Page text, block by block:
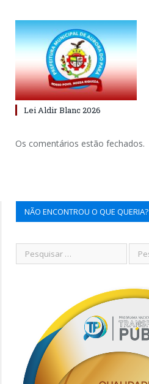
Lei Aldir Blanc 2026
Os comentários estão fechados.
NÃO ENCONTROU O QUE QUERIA?